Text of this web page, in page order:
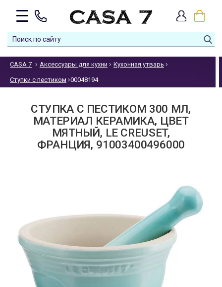
CASA 7 Аксессуары для кухни Кухонная утварь
Ступки с пестиком 00048194
СТУПКА С ПЕСТИКОМ 300 МЛ,
МАТЕРИАЛ КЕРАМИКА, ЦВЕТ
МЯТНЫЙ, LE CREUSET,
ФРАНЦИЯ, 91003400496000